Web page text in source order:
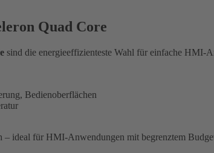
Quad Core
sind die energieeffizienteste Wahl für einfache HMI-
Bedienoberflächen
– ideal für HMI-Anwendungen mit begrenztem